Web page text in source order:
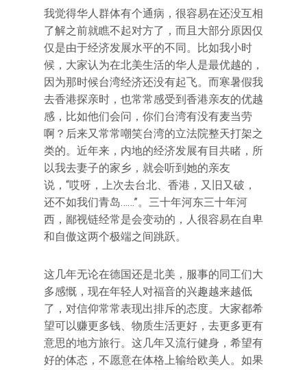
我觉得华人群体有个通病，很容易在还没互相
了解之前就瞧不起对方了，而且大部分原因仅
仅是由于经济发展水平的不同。比如我小时
候，大家认为在北美生活的华人是最优越的，
因为那时候台湾经济还没有起飞。而寒暑假我
去香港探亲时，也常常感受到香港亲友的优越
感，比如他们会问，你们台湾有没有麦当劳
啊？后来又常常嘲笑台湾的立法院整天打架之
类的。近年来，内地的经济发展有目共睹，所
以我去妻子的家乡，就会听到她的亲友
说，“哎呀，上次去台北、香港，又旧又破，
还不如我们青岛……”。三十年河东三十年河
西，鄙视链经常是会变动的，人很容易在自卑
和自傲这两个极端之间跳跃。
这几年无论在德国还是北美，服事的同工们大
多感慨，现在年轻人对福音的兴趣越来越低
了，对信仰常常表现出排斥的态度。大家都希
望可以赚更多钱、物质生活更好，去更多更有
意思的地方旅行。这几年又流行健身，希望有
好的体态，不愿意在体格上输给欧美人。如果